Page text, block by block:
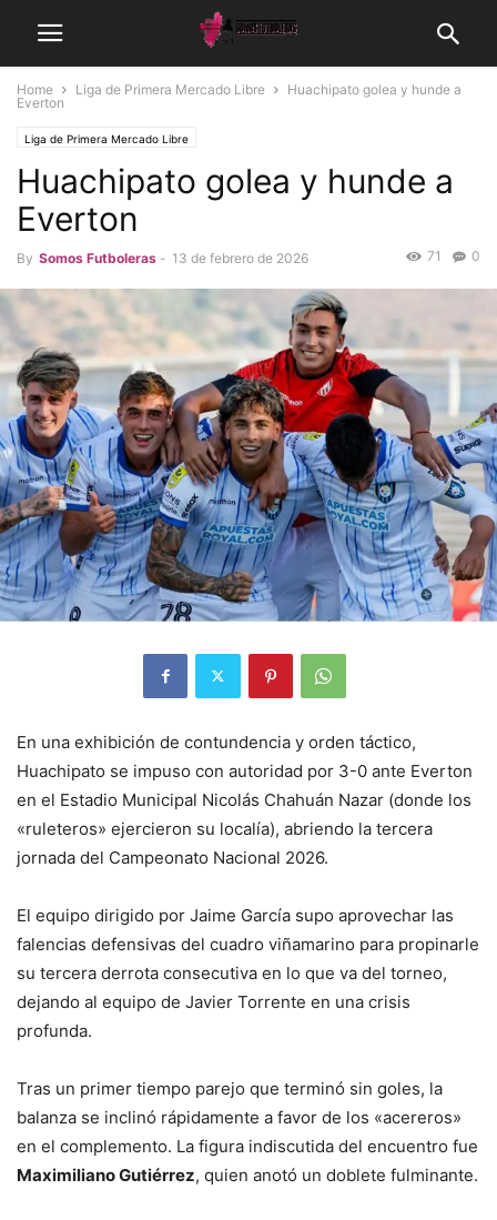
Home Liga de Primera Mercado Libre
Huachipato golea y hunde a
Everton
Liga de Primera Mercado Libre
Huachipato golea y hunde a
Everton
By Somos Futboleras - 13 de febrero de 2026 0
71
En una exhibición de contundencia y orden táctico,
Huachipato se impuso con autoridad por 3-0 ante Everton
en el Estadio Municipal Nicolás Chahuán Nazar (donde los
«ruleteros» ejercieron su localía), abriendo la tercera
jornada del Campeonato Nacional 2026.
El equipo dirigido por Jaime García supo aprovechar las
falencias defensivas del cuadro viñamarino para propinarle
su tercera derrota consecutiva en lo que va del torneo,
dejando al equipo de Javier Torrente en una crisis
profunda.
Tras un primer tiempo parejo que terminó sin goles, la
balanza se inclinó rápidamente a favor de los «acereros»
en el complemento. La figura indiscutida del encuentro fue
Maximiliano Gutiérrez, quien anotó un doblete fulminante.